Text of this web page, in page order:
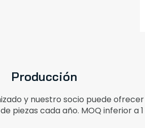
Producción
y nuestro socio puede ofrecer
piezas cada año. MOQ inferior a 1